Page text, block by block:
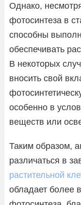
Однако,
фотосинтеза в
способны
обеспечивать
В некоторых
вносить свой
особенно в
веществ или
Таким образом,
различаться в
растительной
обладает более